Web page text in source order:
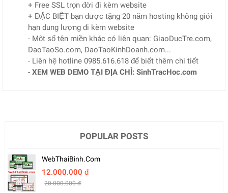
+ Free SSL trọn đời đi kèm website
+ ĐẶC BIỆT bạn được tặng 20 năm hosting không giới
hạn dung lượng đi kèm website
- Một số tên miền khác có liên quan: GiaoDucTre.com,
DaoTaoSo.com, DaoTaoKinhDoanh.com...
- Liên hệ hotline 0985.616.618 để biết thêm chi tiết
-XEM WEB DEMO TẠI ĐỊA CHỈ: SinhTracHoc.com
POPULAR POSTS
WebThaiBinh.com
12.000.000 đ
20.000.000 đ